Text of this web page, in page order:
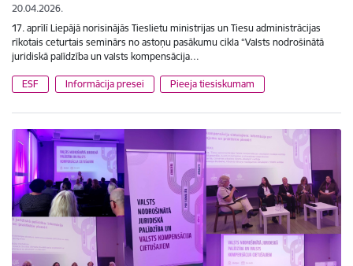
20.04.2026.
17. aprīlī Liepājā norisinājās Tieslietu ministrijas un Tiesu administrācijas
rīkotais ceturtais seminārs no astoņu pasākumu cikla “Valsts nodrošinātā
juridiskā palīdzība un valsts kompensācija…
ESF Informācija presei Pieeja tiesiskumam